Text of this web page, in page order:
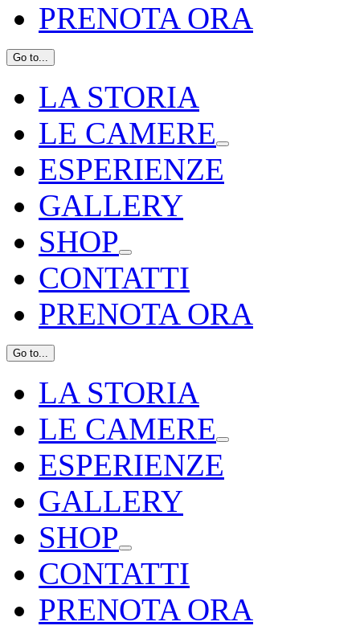
PRENOTA ORA
Go to...
LA STORIA
LE CAMERE
ESPERIENZE
GALLERY
SHOP
CONTATTI
PRENOTA ORA
Go to...
LA STORIA
LE CAMERE
ESPERIENZE
GALLERY
SHOP
CONTATTI
PRENOTA ORA